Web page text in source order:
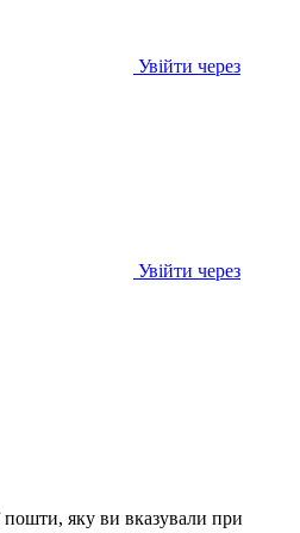
Увійти через
Увійти через
пошти, яку ви вказували при